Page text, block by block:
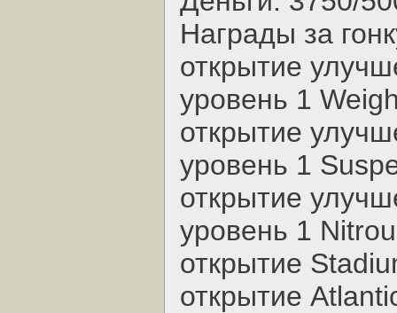
Награды за
открытие
уровень 1
открытие
уровень 1
открытие
уровень 1
открытие
открытие